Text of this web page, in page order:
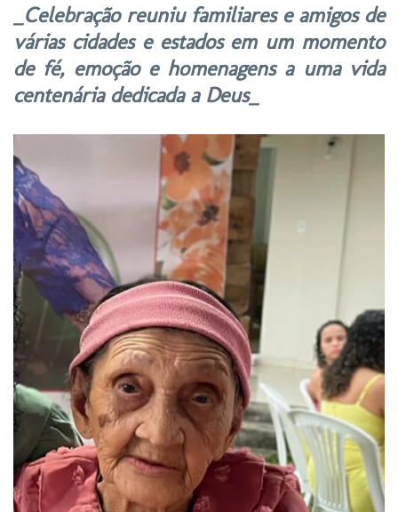
_Celebração reuniu familiares e amigos de
várias cidades e estados em um momento
de fé, emoção e homenagens a uma vida
centenária dedicada a Deus_